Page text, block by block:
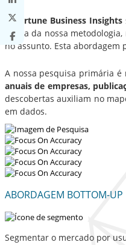
A Fortune Business Insights
sólida da nossa
no assunto. Esta
A nossa pesquisa primária
anuais de empresas,
descobertas auxiliam no
em dados.
ABORDAGEM BOTTOM-UP
Segmentar o mercado por